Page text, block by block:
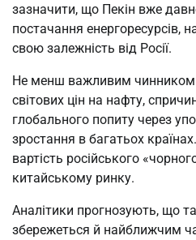
зазначити, що Пекін вже
постачання енергоресурсів,
свою залежність від Росії.
Не менш важливим чинником
світових цін на нафту,
глобального попиту через
зростання в багатьох
вартість російського
китайському ринку.
Аналітики прогнозують, що
збережеться й найближчим